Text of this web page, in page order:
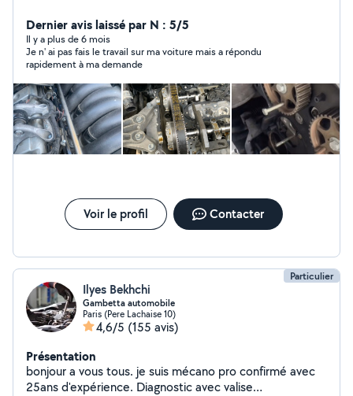
Dernier avis laissé par N : 5/5
Il y a plus de 6 mois
Je n' ai pas fais le travail sur ma voiture mais a répondu
rapidement à ma demande
Voir le profil Contacter
Particulier
Ilyes Bekhchi
Gambetta automobile
Paris (Pere Lachaise 10)
4,6/5 (155 avis)
Présentation
bonjour a vous tous. je suis mécano pro confirmé avec
25ans d'expérience. Diagnostic avec valise